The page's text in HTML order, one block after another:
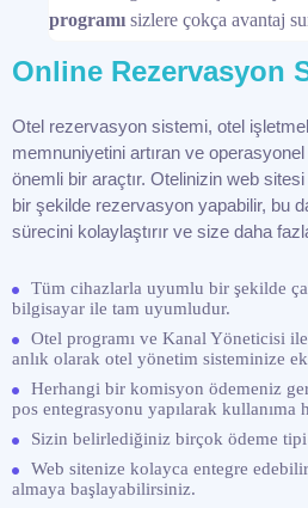
programı sizlere çokça avantaj
Online Rezervasyon
Otel rezervasyon sistemi, otel
memnuniyetini artıran ve
önemli bir araçtır. Otelinizin web
bir şekilde rezervasyon yapabilir, bu
sürecini kolaylaştırır ve size daha
Tüm cihazlarla uyumlu bir şekilde
bilgisayar ile tam uyumludur.
Otel programı ve Kanal Yöneticisi
anlık olarak otel yönetim sisteminize
Herhangi bir komisyon ödemeniz
pos entegrasyonu yapılarak kullanıma
Sizin belirlediğiniz birçok ödeme
Web sitenize kolayca entegre
almaya başlayabilirsiniz.